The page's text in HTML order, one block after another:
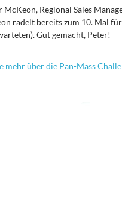
McKeon, Regional Sales
radelt bereits zum 10. Mal
Gut gemacht, Peter!
mehr über die Pan-Mass